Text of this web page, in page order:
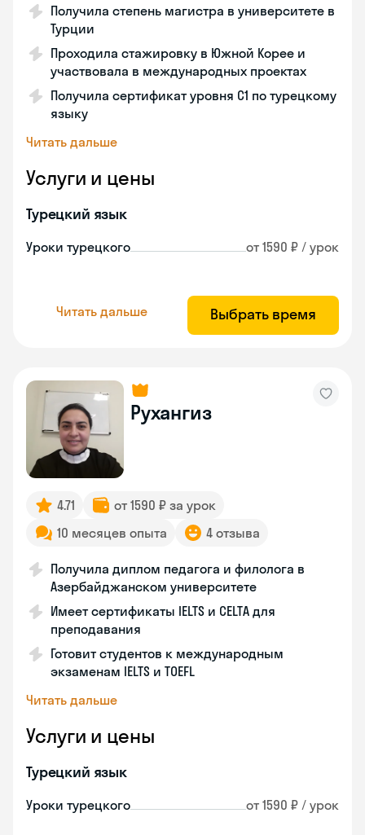
Получила степень магистра в университете в
Турции
Проходила стажировку в Южной Корее и
участвовала в международных проектах
Получила сертификат уровня C1 по турецкому
языку
Читать дальше
Услуги и цены
Турецкий язык
Уроки турецкого от 1590 ₽ / урок
Читать дальше Выбрать время
Рухангиз
4.71
от 1590 ₽ за урок
10 месяцев опыта
4 отзыва
Получила диплом педагога и филолога в
Азербайджанском университете
Имеет сертификаты IELTS и CELTA для
преподавания
Готовит студентов к международным
экзаменам IELTS и TOEFL
Читать дальше
Услуги и цены
Турецкий язык
Уроки турецкого от 1590 ₽ / урок